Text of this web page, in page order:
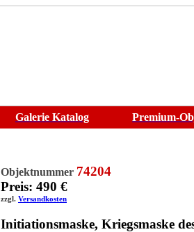
Galerie Katalog Premium-
Objektnummer 74204
Preis: 490 €
zzgl. Versandkosten
Initiationsmaske, Kriegsmaske